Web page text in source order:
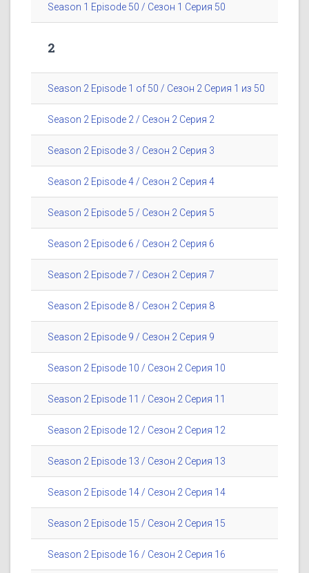
Season 1 Episode 50 / Сезон 1 Серия 50
2
Season 2 Episode 1 of 50 / Сезон 2 Серия 1 из 50
Season 2 Episode 2 / Сезон 2 Серия 2
Season 2 Episode 3 / Сезон 2 Серия 3
Season 2 Episode 4 / Сезон 2 Серия 4
Season 2 Episode 5 / Сезон 2 Серия 5
Season 2 Episode 6 / Сезон 2 Серия 6
Season 2 Episode 7 / Сезон 2 Серия 7
Season 2 Episode 8 / Сезон 2 Серия 8
Season 2 Episode 9 / Сезон 2 Серия 9
Season 2 Episode 10 / Сезон 2 Серия 10
Season 2 Episode 11 / Сезон 2 Серия 11
Season 2 Episode 12 / Сезон 2 Серия 12
Season 2 Episode 13 / Сезон 2 Серия 13
Season 2 Episode 14 / Сезон 2 Серия 14
Season 2 Episode 15 / Сезон 2 Серия 15
Season 2 Episode 16 / Сезон 2 Серия 16